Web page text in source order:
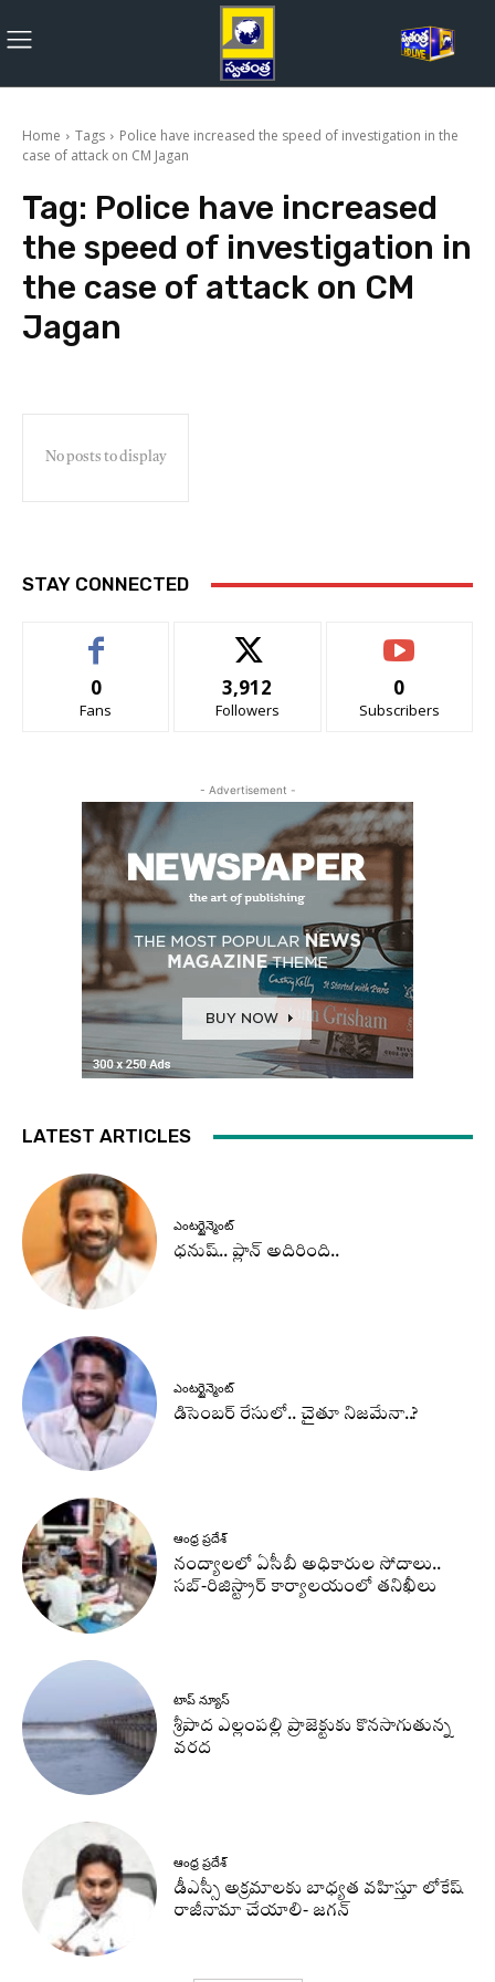
Home Tags
Police have increased the speed of investigation in the
case of attack on CM Jagan
Tag: Police have increased
the speed of investigation in
the case of attack on CM
Jagan
No posts to display
STAY CONNECTED
0
Fans
3,912
Followers
0
Subscribers
- Advertisement -
LATEST ARTICLES
ఎంటర్టైన్మెంట్
ధనుష్‌.. ప్లాన్ అదిరింది..
ఎంటర్టైన్మెంట్
డిసెంబర్ రేసులో.. చైతూ నిజమేనా..?
ఆంధ్ర ప్రదేశ్
నంద్యాలలో ఏసీబీ అధికారుల సోదాలు..
సబ్-రిజిస్ట్రార్ కార్యాలయంలో తనిఖీలు
టాప్ న్యూస్
శ్రీపాద ఎల్లంపల్లి ప్రాజెక్టుకు కొనసాగుతున్న
వరద
ఆంధ్ర ప్రదేశ్
డీఎస్సీ అక్రమాలకు బాధ్యత వహిస్తూ లోకేష్‌
రాజీనామా చేయాలి- జగన్